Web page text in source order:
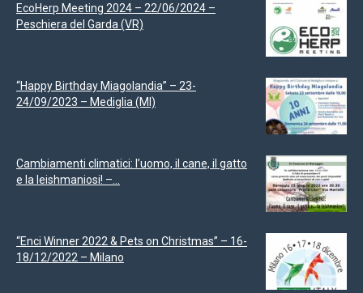
EcoHerp Meeting 2024 – 22/06/2024 –
Peschiera del Garda (VR)
“Happy Birthday Miagolandia” – 23-
24/09/2023 – Mediglia (MI)
Cambiamenti climatici: l’uomo, il cane, il gatto
e la leishmaniosi! –...
“Enci Winner 2022 & Pets on Christmas” – 16-
18/12/2022 – Milano